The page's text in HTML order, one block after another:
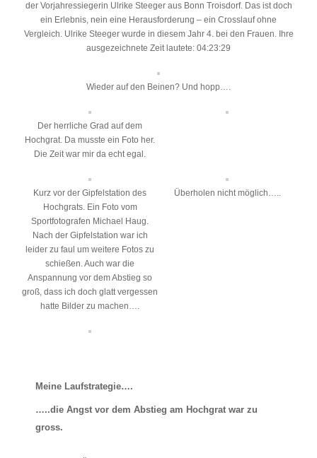
der Vorjahressiegerin Ulrike Steeger aus Bonn Troisdorf. Das ist doch
ein Erlebnis, nein eine Herausforderung – ein Crosslauf ohne
Vergleich. Ulrike Steeger wurde in diesem Jahr 4. bei den Frauen. Ihre
ausgezeichnete Zeit lautete: 04:23:29
Wieder auf den Beinen? Und hopp….
Der herrliche Grad auf dem
Hochgrat. Da musste ein Foto her.
Die Zeit war mir da echt egal.
Kurz vor der Gipfelstation des
Hochgrats. Ein Foto vom
Sportfotografen Michael Haug.
Nach der Gipfelstation war ich
leider zu faul um weitere Fotos zu
schießen. Auch war die
Anspannung vor dem Abstieg so
groß, dass ich doch glatt vergessen
hatte Bilder zu machen….
Überholen nicht möglich…..
Meine Laufstrategie….
…..die Angst vor dem Abstieg am Hochgrat war zu
gross.